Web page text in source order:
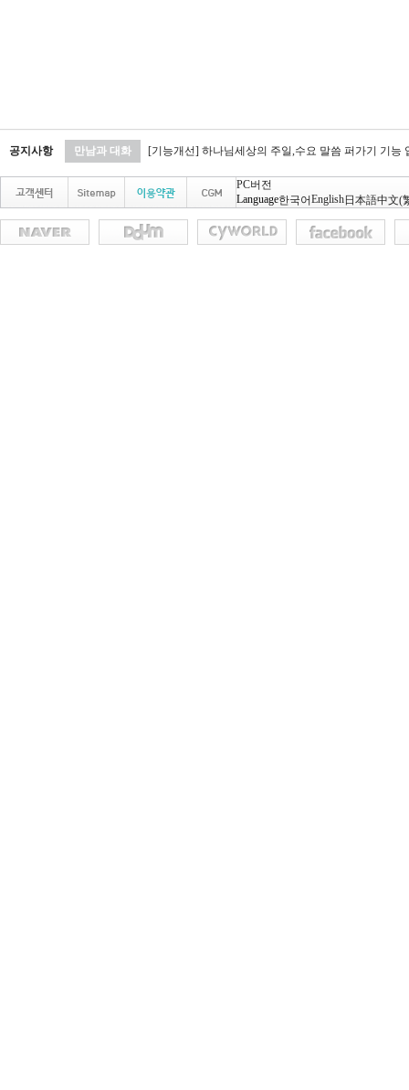
공지사항 만남과 대화 [기능개선] 하나님세상의 주일,수요 말씀 퍼가기 기능
PC버전
Language한국어English日本語中文(